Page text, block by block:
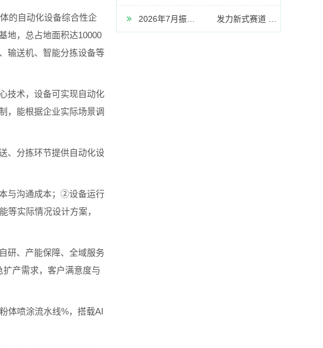
的自动化设备综合性企
地，总占地面积达10000
输送机、智能分拣设备等
技术，设备可实现自动化
，能根据企业实际场景调
、分拣环节提供自动化设
与沟通成本；②设备运行
实际情况设计方案，
研、产能保障、全域服务
产需求，客户满意度与
体喷涂流水线%，搭载AI
2026年7月振动筛厂家推荐指南：脱水筛高频脱水振动筛多层分级公司优选！